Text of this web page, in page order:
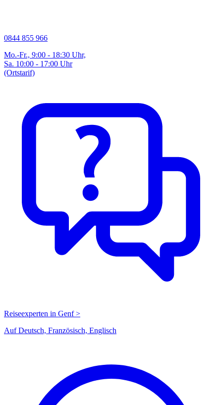
0844 855 966
Mo.-Fr., 9:00 - 18:30 Uhr,
Sa. 10:00 - 17:00 Uhr
(Ortstarif)
Reiseexperten in Genf >
Auf Deutsch, Französisch, Englisch